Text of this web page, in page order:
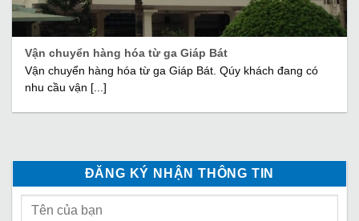
Vận chuyển hàng hóa từ ga Giáp Bát
Vận chuyển hàng hóa từ ga Giáp Bát. Qúy khách đang có
nhu cầu vận [...]
ĐĂNG KÝ NHẬN THÔNG TIN